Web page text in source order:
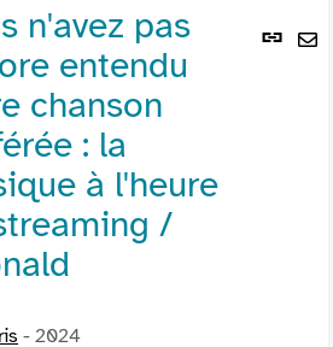
Lien
n'avez pas
entendu
chanson
: la
à l'heure
/
- 2024